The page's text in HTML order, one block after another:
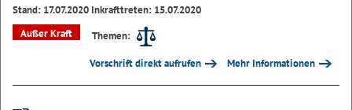
Stand: 17.07.2020 Inkrafttreten: 15.07.2020
Außer Kraft
Themen:
Vorschrift direkt aufrufen Mehr Informationen